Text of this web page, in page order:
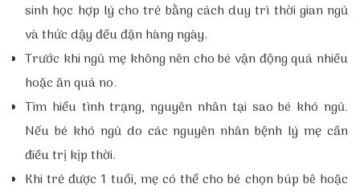
sinh học hợp lý cho trẻ bằng cách duy trì thời gian ngủ
và thức dậy đều đặn hàng ngày.
Trước khi ngủ mẹ không nên cho bé vận động quá nhiều
hoặc ăn quá no.
Tìm hiểu tình trạng, nguyên nhân tại sao bé khó ngủ.
Nếu bé khó ngủ do các nguyên nhân bệnh lý mẹ cần
điều trị kịp thời.
Khi trẻ được 1 tuổi, mẹ có thể cho bé chọn búp bê hoặc